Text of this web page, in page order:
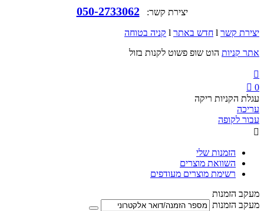
יצירת קשר: 050-2733062
יצירת קשר חדש באתר
קניה בטוחה
אתר קניות הוט שופ פשוט לקנות בזול

0

עגלת הקניות ריקה
עריכה
עבור לקופה

הזמנות שלי
השוואת מוצרים
רשימת מוצרים מעודפים
מעקב הזמנות
מעקב הזמנות